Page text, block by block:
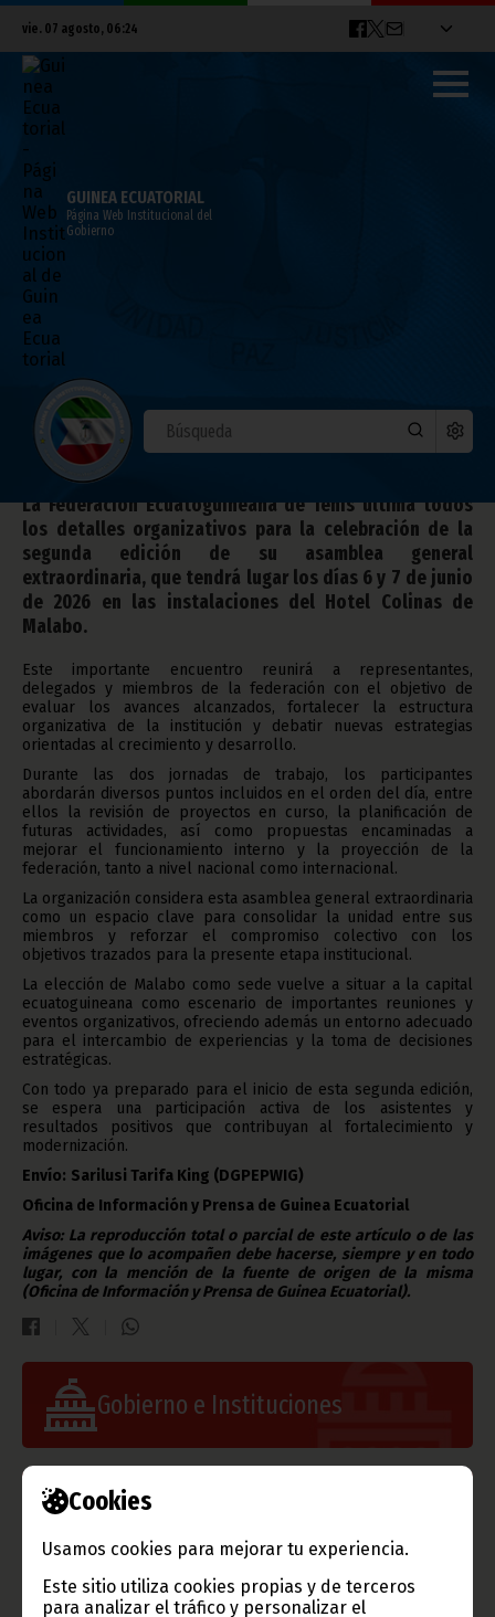
Cookies
Usamos cookies para mejorar tu experiencia.
Este sitio utiliza cookies propias y de terceros
para analizar el tráfico y personalizar el
vie. 07 agosto, 06:24
GUINEA ECUATORIAL
Página Web Institucional del
Gobierno
La Federación de Tenis se prepara para
su asamblea general extraordinaria
mayo 14, 2026
Noticias Deportes
La Federación Ecuatoguineana de Tenis ultima todos
los detalles organizativos para la celebración de la
segunda edición de su asamblea general
extraordinaria, que tendrá lugar los días 6 y 7 de junio
de 2026 en las instalaciones del Hotel Colinas de
Malabo.
Este importante encuentro reunirá a representantes,
delegados y miembros de la federación con el objetivo de
evaluar los avances alcanzados, fortalecer la estructura
organizativa de la institución y debatir nuevas estrategias
orientadas al crecimiento y desarrollo.
Durante las dos jornadas de trabajo, los participantes
abordarán diversos puntos incluidos en el orden del día, entre
ellos la revisión de proyectos en curso, la planificación de
futuras actividades, así como propuestas encaminadas a
mejorar el funcionamiento interno y la proyección de la
federación, tanto a nivel nacional como internacional.
La organización considera esta asamblea general extraordinaria
como un espacio clave para consolidar la unidad entre sus
miembros y reforzar el compromiso colectivo con los
objetivos trazados para la presente etapa institucional.
La elección de Malabo como sede vuelve a situar a la capital
ecuatoguineana como escenario de importantes reuniones y
eventos organizativos, ofreciendo además un entorno adecuado
para el intercambio de experiencias y la toma de decisiones
estratégicas.
Con todo ya preparado para el inicio de esta segunda edición,
se espera una participación activa de los asistentes y
resultados positivos que contribuyan al fortalecimiento y
modernización.
Envío: Sarilusi Tarifa King (DGPEPWIG)
Oficina de Información y Prensa de Guinea Ecuatorial
Aviso: La reproducción total o parcial de este artículo o de las
imágenes que lo acompañen debe hacerse, siempre y en todo
lugar, con la mención de la fuente de origen de la misma
(Oficina de Información y Prensa de Guinea Ecuatorial).
Gobierno e Instituciones
Información de Guinea Ecuatorial
TVGE